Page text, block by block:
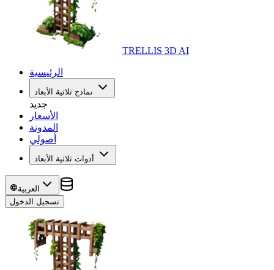
TRELLIS 3D AI
الرئيسية
نماذج ثلاثية الأبعاد
جديد
الأسعار
المدونة
أصولي
أدوات ثلاثية الأبعاد
العربية
تسجيل الدخول